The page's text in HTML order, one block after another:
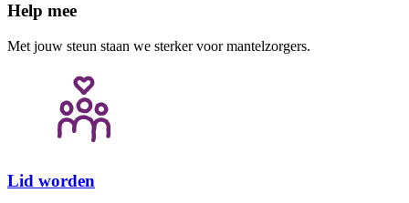
Help mee
Met jouw steun staan we sterker voor mantelzorgers.
Lid worden